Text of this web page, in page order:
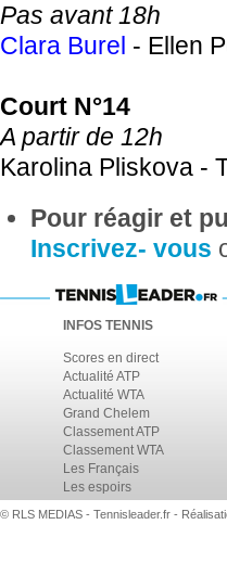
Pas avant 18h
Clara Burel - Ellen
Court N°14
A partir de 12h
Karolina Pliskova -
Pour réagir et
Inscrivez- vous
INFOS TENNIS
Scores en direct
Actualité ATP
Actualité WTA
Grand Chelem
Classement ATP
Classement WTA
Les Français
Les espoirs
© RLS MEDIAS - Tennisleader.fr -